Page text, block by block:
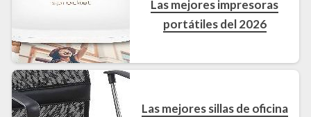
Las mejores impresoras
portátiles del 2026
Las mejores sillas de oficina